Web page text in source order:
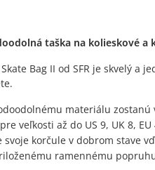
taška na kolieskové a
Bag II od SFR je skvelý a
materiálu
veľkosti až do US 9, UK 8, EU
svoje korčule v dobrom stave
ramennému